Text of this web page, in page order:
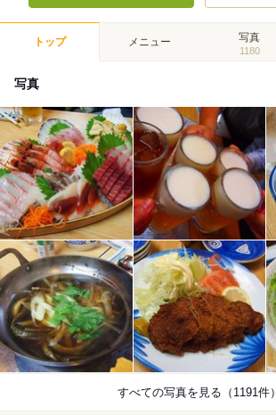
トップ メニュー 写真
1180
写真
すべての写真を見る（1191件）